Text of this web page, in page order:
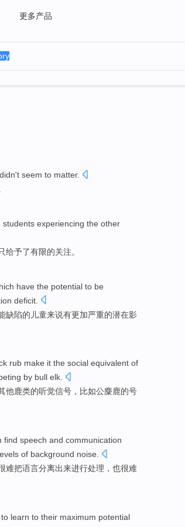
更多产品
didn't seem to matter.
students experiencing the other
给予了有限的关注。
have the potential to be
deficit
缺陷的 儿童来说有更加严重的潜在影
rub make it the social equivalent of
by bull elk.
他鹿类的听觉信号， 比如公麋鹿的号
find speech and communication
of background noise
难把语言分离出来进行处理 ，也很难
to learn to their maximum potential